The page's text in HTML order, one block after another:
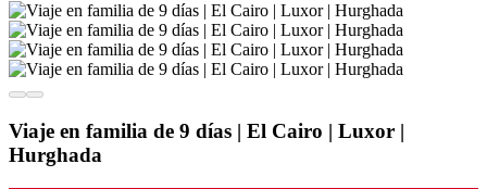
Viaje en familia de 9 días | El Cairo | Luxor |
Hurghada